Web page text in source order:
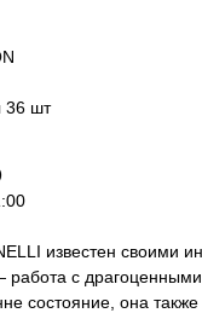
36 шт
известен своими
работа с
состояние, она также